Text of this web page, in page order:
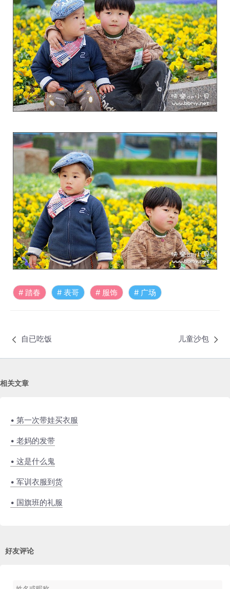
踏春 表哥 服饰 广场
自已吃饭 儿童沙包
相关文章
• 第一次带娃买衣服
• 老妈的发带
• 这是什么鬼
• 军训衣服到货
• 国旗班的礼服
好友评论